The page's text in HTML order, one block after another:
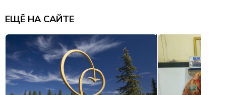
ЕЩЁ НА САЙТЕ